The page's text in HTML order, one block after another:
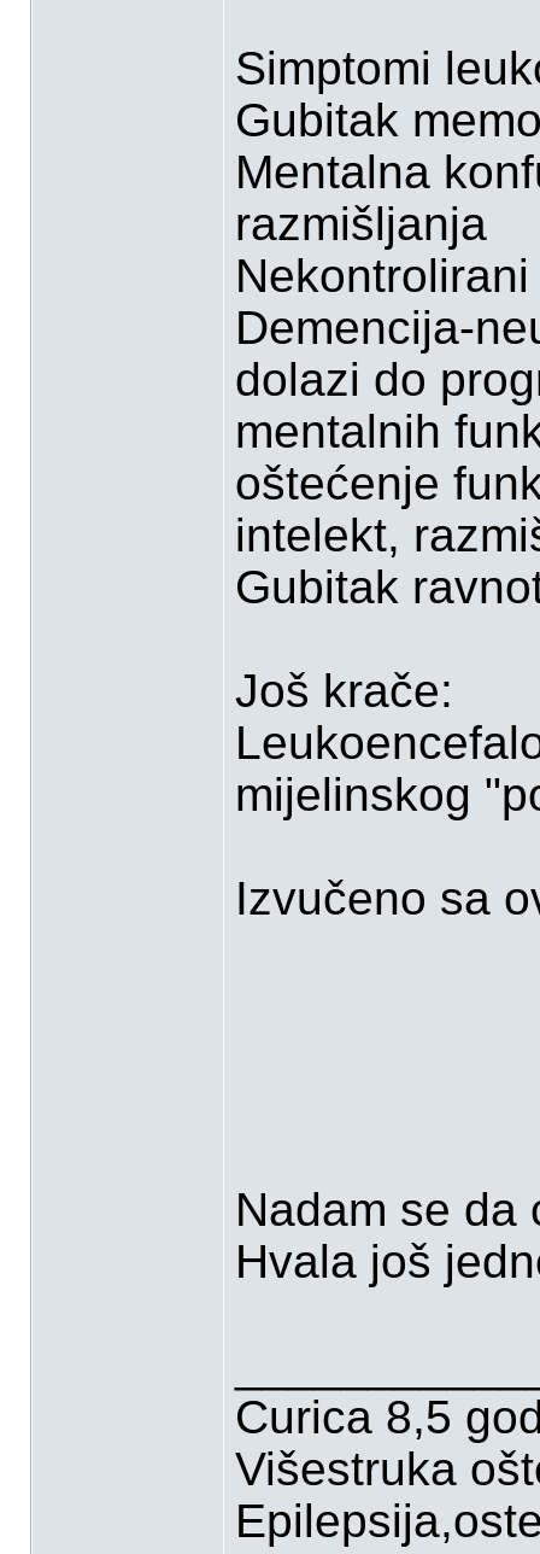
Simptomi
Gubitak
Mentalna
razmišljanja
Demencija-
dolazi do
mentalnih
oštećenje
intelekt,
Gubitak
Još krače:
mijelinskog
Izvučeno sa
Nadam se da
Hvala još
Curica 8,5
Višestruka